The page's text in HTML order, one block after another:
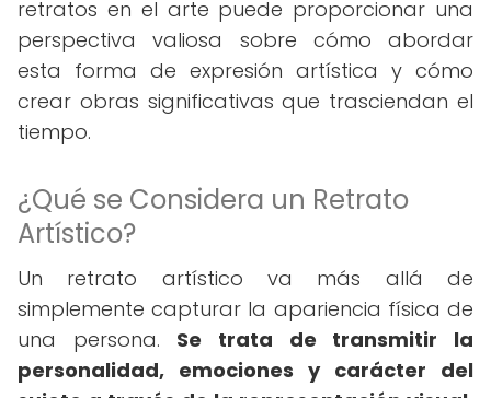
retratos en el arte puede proporcionar una
perspectiva valiosa sobre cómo abordar
esta forma de expresión artística y cómo
crear obras significativas que trasciendan el
tiempo.
¿Qué se Considera un Retrato
Artístico?
Un retrato artístico va más allá de
simplemente capturar la apariencia física de
una persona. Se trata de transmitir la
personalidad, emociones y carácter del